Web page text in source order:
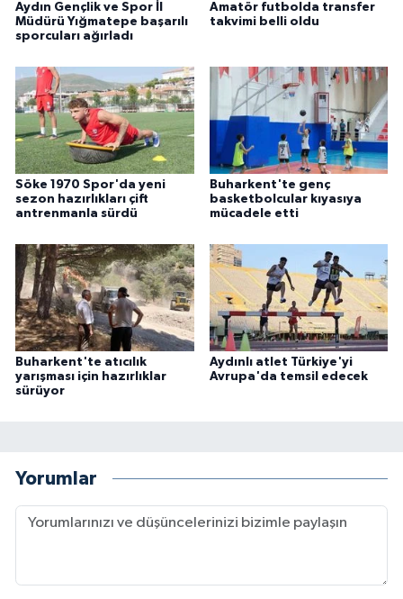
Aydın Gençlik ve Spor İl
Müdürü Yığmatepe başarılı
sporcuları ağırladı
Amatör futbolda transfer
takvimi belli oldu
Söke 1970 Spor'da yeni
sezon hazırlıkları çift
antrenmanla sürdü
Buharkent'te genç
basketbolcular kıyasıya
mücadele etti
Buharkent'te atıcılık
yarışması için hazırlıklar
sürüyor
Aydınlı atlet Türkiye'yi
Avrupa'da temsil edecek
Yorumlar